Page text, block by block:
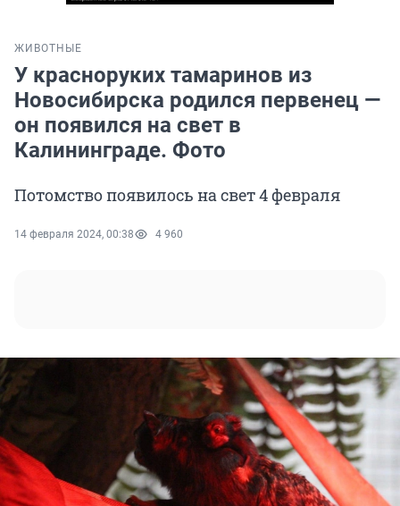
ЖИВОТНЫЕ
У красноруких тамаринов из
Новосибирска родился первенец —
он появился на свет в
Калининграде. Фото
Потомство появилось на свет 4 февраля
14 февраля 2024, 00:38 4 960